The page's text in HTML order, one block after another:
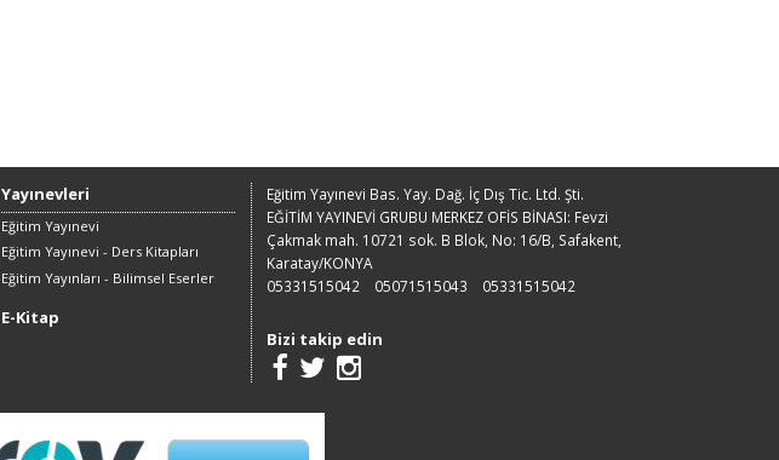
Yayınevleri
Eğitim Yayınevi
Eğitim Yayınevi - Ders Kitapları
Eğitim Yayınları - Bilimsel Eserler
E-Kitap
Eğitim Yayınevi Bas. Yay. Dağ. İç Dış Tic. Ltd. Şti.
EĞİTİM YAYINEVİ GRUBU MERKEZ OFİS BİNASI: Fevzi
Çakmak mah. 10721 sok. B Blok, No: 16/B, Safakent,
Karatay/KONYA
05331515042
05071515043 05331515042
Bizi takip edin